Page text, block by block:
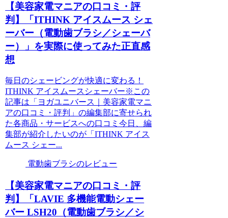
【美容家電マニアの口コミ・評
判】「ITHINK アイスムース シェ
ーバー（電動歯ブラシ／シェーバ
ー）」を実際に使ってみた正直感
想
毎日のシェービングが快適に変わる！
ITHINK アイスムースシェーバー※この
記事は「ヨガユニバース｜美容家電マニ
アの口コミ・評判」の編集部に寄せられ
た各商品・サービスへの口コミ今日、編
集部が紹介したいのが「ITHINK アイス
ムース シェー...
電動歯ブラシのレビュー
【美容家電マニアの口コミ・評
判】「LAVIE 多機能電動シェー
バー LSH20（電動歯ブラシ／シ